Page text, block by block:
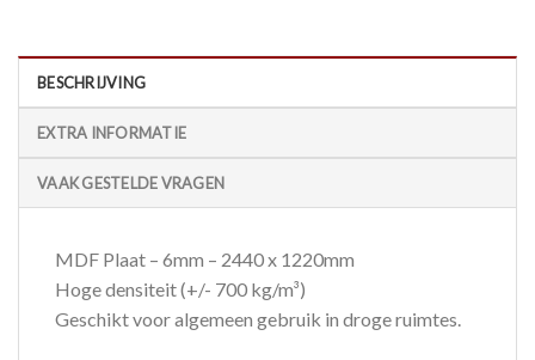
BESCHRIJVING
EXTRA INFORMATIE
VAAK GESTELDE VRAGEN
MDF Plaat – 6mm – 2440 x 1220mm
Hoge densiteit (+/- 700 kg/m³)
Geschikt voor algemeen gebruik in droge ruimtes.